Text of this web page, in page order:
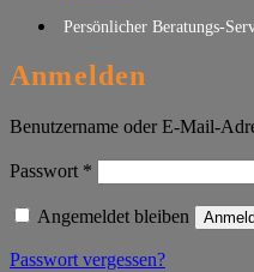
Persönlicher Beratungs-
Anmelden
Benutzername oder E-Mail-
Passwort *
Angemeldet bleiben
Passwort vergessen?